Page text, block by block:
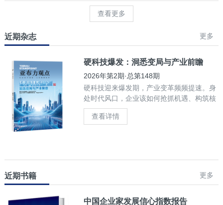
查看更多
近期杂志 更多
硬科技爆发：洞悉变局与产业前瞻
2026年第2期·总第148期
硬科技迎来爆发期，产业变革频频提速。身
处时代风口，企业该如何抢抓机遇、构筑核
心竞争力？
查看详情
近期书籍 更多
中国企业家发展信心指数报告